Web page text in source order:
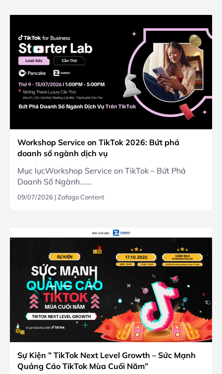
Workshop Service on TikTok 2026: Bứt phá
doanh số ngành dịch vụ
Mục lụcWorkshop Service on TikTok – Bứt Phá
Doanh Số Ngành......
09/07/2026 |Zafago Content
Sự Kiện ” TikTok Next Level Growth – Sức Mạnh
Quảng Cáo TikTok Mùa Cuối Năm”